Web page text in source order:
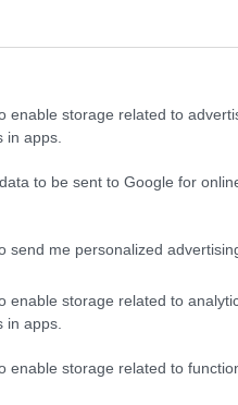
enable storage related to
in apps.
to be sent to Google for
send me personalized
enable storage related to
in apps.
enable storage related to